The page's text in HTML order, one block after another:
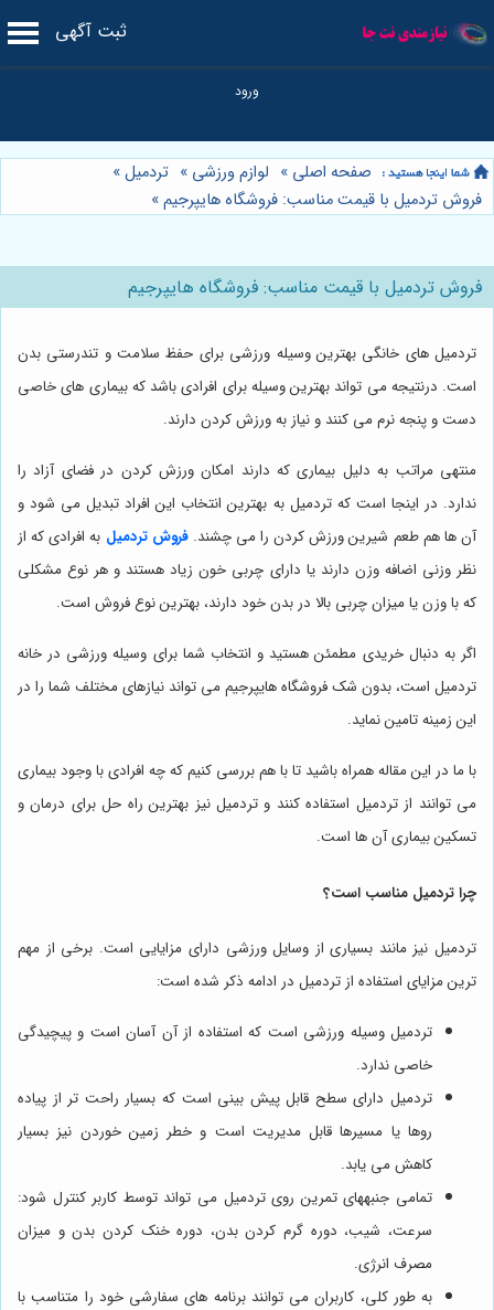
ثبت آگهی
صفحه اصلی » لوازم ورزشی » تردمیل»
فروش تردمیل با قیمت مناسب: فروشگاه هایپرجیم»
فروش تردمیل با قیمت مناسب: فروشگاه هایپرجیم
تردمیل های خانگی بهترین وسیله ورزشی برای حفظ سلامت و تندرستی بدن
است. درنتیجه می تواند بهترین وسیله برای افرادی باشد که بیماری های خاصی
دست و پنجه نرم می کنند و نیاز به ورزش کردن دارند.
منتهی مراتب به دلیل بیماری که دارند امکان ورزش کردن در فضای آزاد را
ندارد. در اینجا است که تردمیل به بهترین انتخاب این افراد تبدیل می شود و
آن ها هم طعم شیرین ورزش کردن را می چشند.فروش تردمیل به افرادی که از
نظر وزنی اضافه وزن دارند یا دارای چربی خون زیاد هستند و هر نوع مشکلی
که با وزن یا میزان چربی بالا در بدن خود دارند، بهترین نوع فروش است.
اگر به دنبال خریدی مطمئن هستید و انتخاب شما برای وسیله ورزشی در خانه
تردمیل است، بدون شک فروشگاه هایپرجیم می تواند نیازهای مختلف شما را در
این زمینه تامین نماید.
با ما در این مقاله همراه باشید تا با هم بررسی کنیم که چه افرادی با وجود بیماری
می توانند از تردمیل استفاده کنند و تردمیل نیز بهترین راه حل برای درمان و
تسکین بیماری آن ها است.
چرا تردمیل مناسب است؟
تردمیل نیز مانند بسیاری از وسایل ورزشی دارای مزایایی است. برخی از مهم
ترین مزایای استفاده از تردمیل در ادامه ذکر شده است:
تردمیل وسیله ورزشی است که استفاده از آن آسان است و پیچیدگی
خاصی ندارد.
تردمیل دارای سطح قابل پیش بینی است که بسیار راحت تر از پیاده
روها یا مسیرها قابل مدیریت است و خطر زمین خوردن نیز بسیار
کاهش می یابد.
تمامی جنبه‎های تمرین روی تردمیل می تواند توسط کاربر کنترل شود:
سرعت، شیب، دوره گرم کردن بدن، دوره خنک کردن بدن و میزان
مصرف انرژی.
به طور کلی، کاربران می توانند برنامه های سفارشی خود را متناسب با